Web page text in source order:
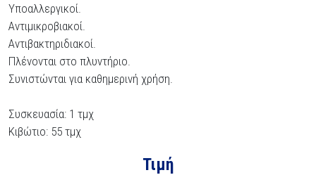
Υποαλλεργικοί.
Αντιμικροβιακοί.
Αντιβακτηριδιακοί.
Πλένονται στο πλυντήριο.
Συνιστώνται για καθημερινή χρήση.
Συσκευασία: 1 τμχ
Κιβώτιο: 55 τμχ
Τιμή